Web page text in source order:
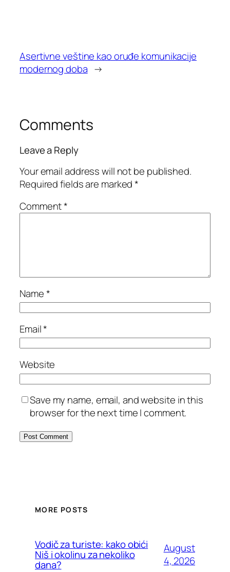
Asertivne veštine kao oruđe komunikacije
modernog doba →
Comments
Leave a Reply
Your email address will not be published.
Required fields are marked*
Comment*
Name*
Email*
Website
Save my name, email, and website in this
browser for the next time I comment.
MORE POSTS
Vodič za turiste: kako obići
Niš i okolinu za nekoliko
dana?
August
4, 2026